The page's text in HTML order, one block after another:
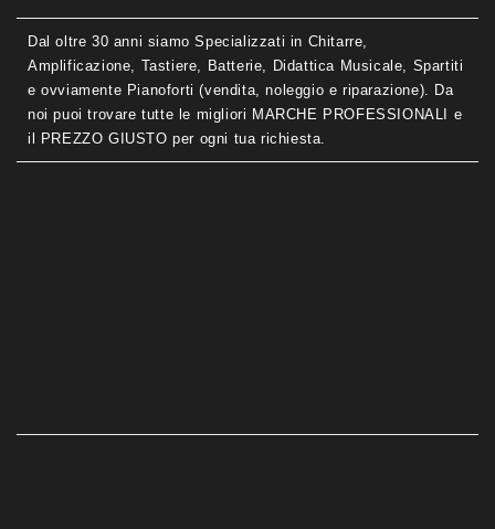
Dal oltre 30 anni siamo Specializzati in Chitarre,
Amplificazione, Tastiere, Batterie, Didattica Musicale, Spartiti
e ovviamente Pianoforti (vendita, noleggio e riparazione). Da
noi puoi trovare tutte le migliori MARCHE PROFESSIONALI e
il PREZZO GIUSTO per ogni tua richiesta.